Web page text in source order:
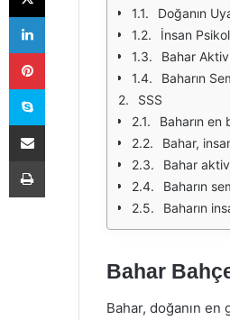
Doğanın
İnsan
Bahar
Baharın
SSS
Baharın
Bahar,
Bahar
Baharın
Baharın
Bahar
Bahar, doğanın
LinkedIn
Pinterest
Skype
E-Posta ile paylaş